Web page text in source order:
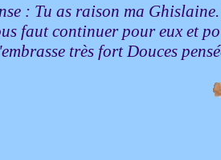
: Tu as raison ma
faut continuer pour eux et
très fort Douces